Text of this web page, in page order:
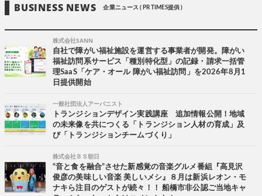
BUSINESS NEWS 企業ニュース ( PR TIMES提供 )
株式会社SANN
自社で障がい福祉施設を運営する事業者が開発。障がい
福祉訪問系サービス「種別特化型」の記録・請求一括管
理SaaS「ケア・オール 障がい福祉訪問」を2026年8月1
日提供開始
一般社団法人アーバニスト
トランジションデザイン実践講座 追加情報公開！地域
の未来像を共につくる「トランジション人材の育成」及
び「トランジションチームづくり」
株式会社ＢＳ朝日
“音と食を融合”させた新感覚の音楽グルメ番組『高見沢
俊彦の美味しい音楽 美しいメシ』８月は新浜レオン・モ
ナキら注目のゲストが続々！！ 船橋市非公認ご当地キャ